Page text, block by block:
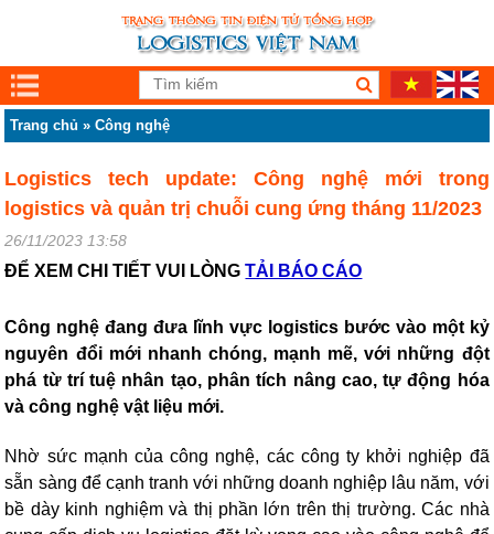
Trang chủ »Công nghệ
Logistics tech update: Công nghệ mới trong
logistics và quản trị chuỗi cung ứng tháng 11/2023
26/11/2023 13:58
ĐỂ XEM CHI TIẾT VUI LÒNGTẢI BÁO CÁO
Công nghệ đang đưa lĩnh vực logistics bước vào một kỷ
nguyên đổi mới nhanh chóng, mạnh mẽ, với những đột
phá từ trí tuệ nhân tạo, phân tích nâng cao, tự động hóa
và công nghệ vật liệu mới.
Nhờ sức mạnh của công nghệ, các công ty khởi nghiệp đã
sẵn sàng để cạnh tranh với những doanh nghiệp lâu năm, với
bề dày kinh nghiệm và thị phần lớn trên thị trường. Các nhà